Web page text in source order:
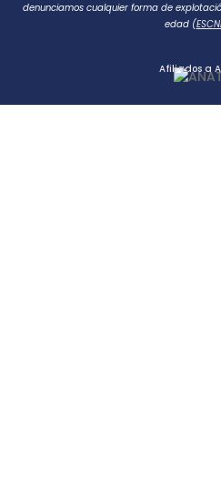
denunciamos cualquier forma de
edad (
Afiliados a